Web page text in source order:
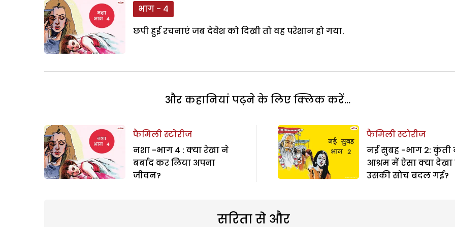
भाग - 4
छपी हुई रचनाएं जब देवेश को दिखी तो वह परेशान हो गया.
और कहानियां पढ़ने के लिए क्लिक करें...
फैमिली स्टोरीज
नशा -भाग 4 : क्या रेखा ने
बर्बाद कर लिया अपना
जीवन?
फैमिली स्टोरीज
नई सुबह -भाग 2: कुंती
आश्रम में ऐसा क्या देखा
उसकी सोच बदल गई?
सरिता से और